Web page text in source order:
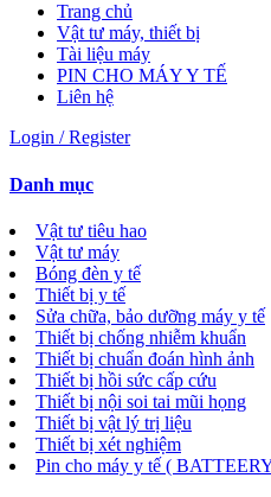
Trang chủ
Vật tư máy, thiết bị
Tài liệu máy
PIN CHO MÁY Y TẾ
Liên hệ
Login / Register
Danh mục
Vật tư tiêu hao
Vật tư máy
Bóng đèn y tế
Thiết bị y tế
Sửa chữa, bảo dưỡng máy y tế
Thiết bị chống nhiễm khuẩn
Thiết bị chuẩn đoán hình ảnh
Thiết bị hồi sức cấp cứu
Thiết bị nội soi tai mũi họng
Thiết bị vật lý trị liệu
Thiết bị xét nghiệm
Pin cho máy y tế (